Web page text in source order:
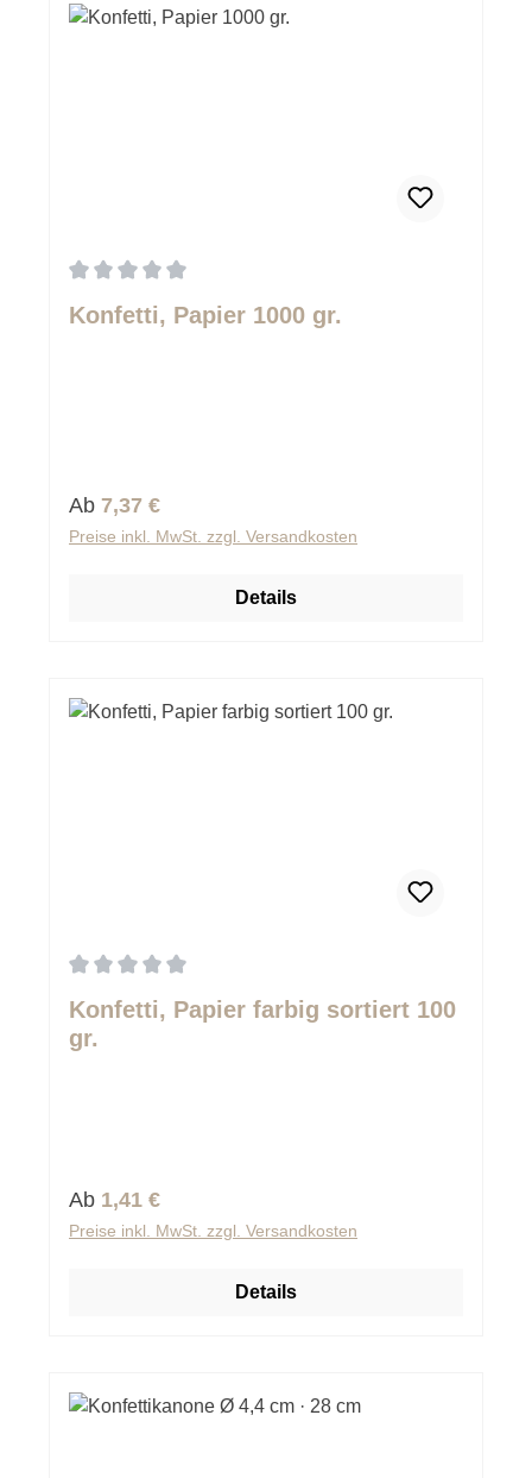
Konfetti, Papier 1000 gr.
Regulärer Preis:
Ab 7,37 €
Preise inkl. MwSt. zzgl. Versandkosten
Details
Konfetti, Papier farbig sortiert 100
gr.
Regulärer Preis:
Ab 1,41 €
Preise inkl. MwSt. zzgl. Versandkosten
Details